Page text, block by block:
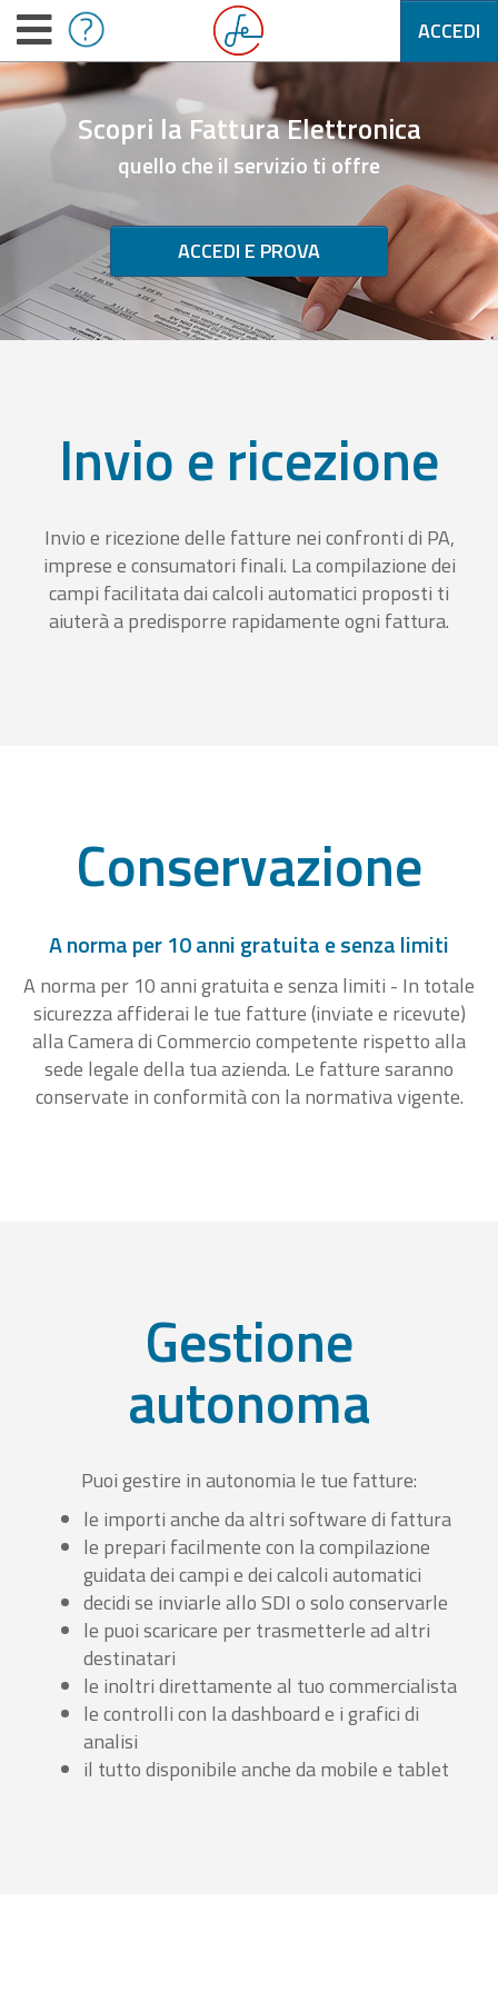
ACCEDI
Scopri la Fattura Elettronica
quello che il servizio ti offre
ACCEDI E PROVA
Invio e ricezione
Invio e ricezione delle fatture nei confronti di PA,
imprese e consumatori finali. La compilazione dei
campi facilitata dai calcoli automatici proposti ti
aiuterà a predisporre rapidamente ogni fattura.
Conservazione
A norma per 10 anni gratuita e senza limiti
A norma per 10 anni gratuita e senza limiti - In totale
sicurezza affiderai le tue fatture (inviate e ricevute)
alla Camera di Commercio competente rispetto alla
sede legale della tua azienda. Le fatture saranno
conservate in conformità con la normativa vigente.
Gestione
autonoma
Puoi gestire in autonomia le tue fatture:
le importi anche da altri software di fattura
le prepari facilmente con la compilazione
guidata dei campi e dei calcoli automatici
decidi se inviarle allo SDI o solo conservarle
le puoi scaricare per trasmetterle ad altri
destinatari
le inoltri direttamente al tuo commercialista
le controlli con la dashboard e i grafici di
analisi
il tutto disponibile anche da mobile e tablet